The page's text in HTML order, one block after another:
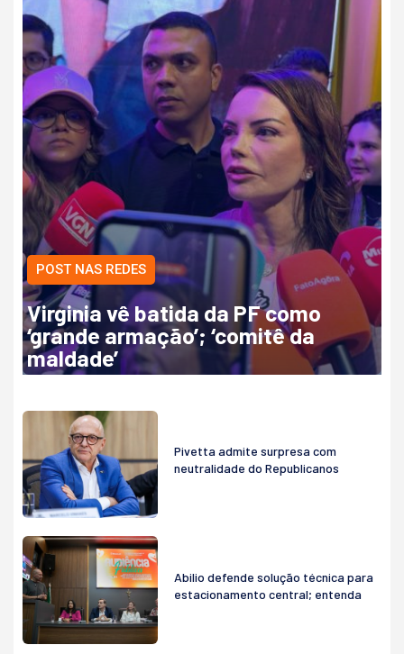
POST NAS REDES
Virginia vê batida da PF como
‘grande armação’; ‘comitê da
maldade’
Pivetta admite surpresa com
neutralidade do Republicanos
Abilio defende solução técnica para
estacionamento central; entenda